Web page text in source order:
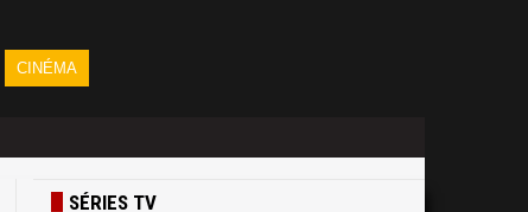
CINÉMA
SÉRIES TV